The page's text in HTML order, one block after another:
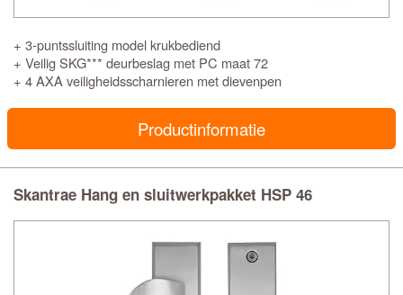
+ 3-puntssluiting model krukbediend
+ Veilig SKG*** deurbeslag met PC maat 72
+ 4 AXA veiligheidsscharnieren met dievenpen
Productinformatie
Skantrae Hang en sluitwerkpakket HSP 46